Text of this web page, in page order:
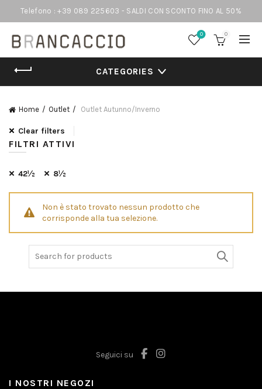
Telefono : +39 089 225603 - SALDI CON SCONTO FINO AL 50%
0 0
CATEGORIES
Home Outlet Outlet Autunno/Inverno
Clear filters
FILTRI ATTIVI
42½ 8½
Non è stato trovato nessun prodotto che
corrisponde alla tua selezione.
Seguici su
I NOSTRI NEGOZI